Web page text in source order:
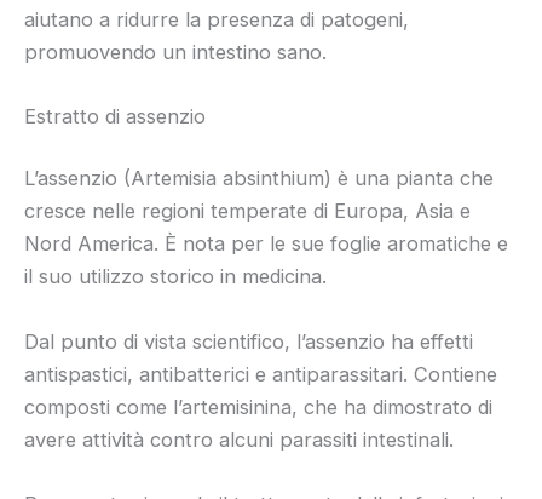
aiutano a ridurre la presenza di patogeni,
promuovendo un intestino sano.
Estratto di assenzio
L’assenzio (Artemisia absinthium) è una pianta che
cresce nelle regioni temperate di Europa, Asia e
Nord America. È nota per le sue foglie aromatiche e
il suo utilizzo storico in medicina.
Dal punto di vista scientifico, l’assenzio ha effetti
antispastici, antibatterici e antiparassitari. Contiene
composti come l’artemisinina, che ha dimostrato di
avere attività contro alcuni parassiti intestinali.